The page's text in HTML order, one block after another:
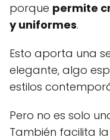
porque permite
y uniformes.
Esto aporta una
elegante, algo
estilos
Pero no es solo
También facilita